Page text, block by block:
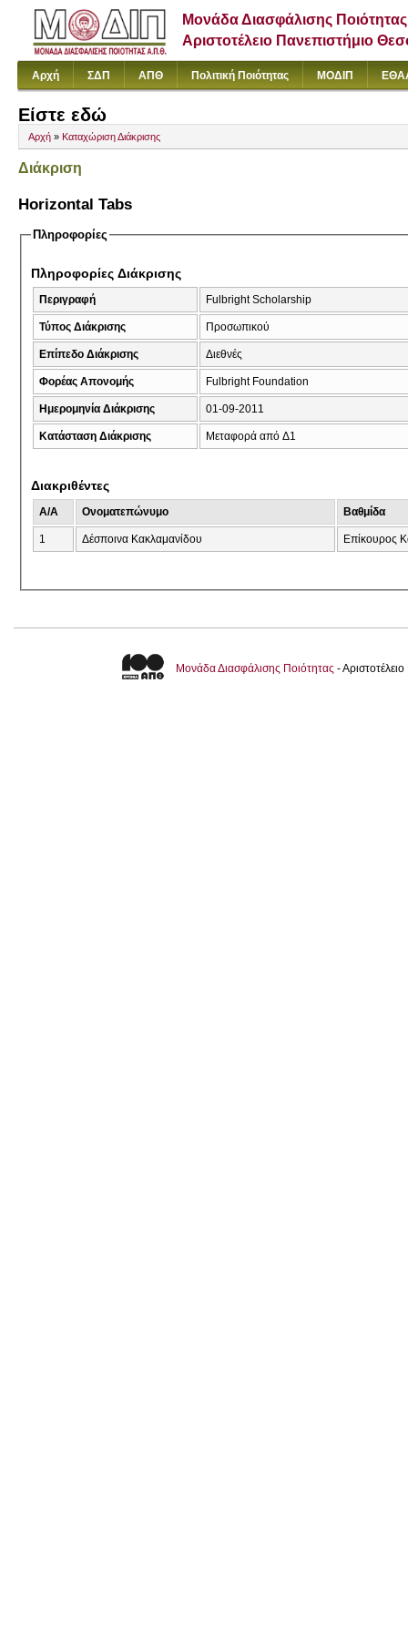
Μονάδα Διασφάλισης Ποιότητας
Αριστοτέλειο Πανεπιστήμιο
Αρχή ΣΔΠ ΑΠΘ Πολιτική Ποιότητας ΜΟΔΙΠ
Είστε εδώ
Αρχή » Καταχώριση Διάκρισης
Διάκριση
Horizontal Tabs
Πληροφορίες
Πληροφορίες Διάκρισης
Περιγραφή Fulbright Scholarship
Τύπος Διάκρισης Προσωπικού
Επίπεδο Διάκρισης Διεθνές
Φορέας Απονομής Fulbright Foundation
Ημερομηνία Διάκρισης 01-09-2011
Κατάσταση Διάκρισης Μεταφορά από Δ1
Διακριθέντες
A/A Ονοματεπώνυμο Βαθμίδα
1 Δέσποινα Κακλαμανίδου Eπίκουρος
Μονάδα Διασφάλισης Ποιότητας -